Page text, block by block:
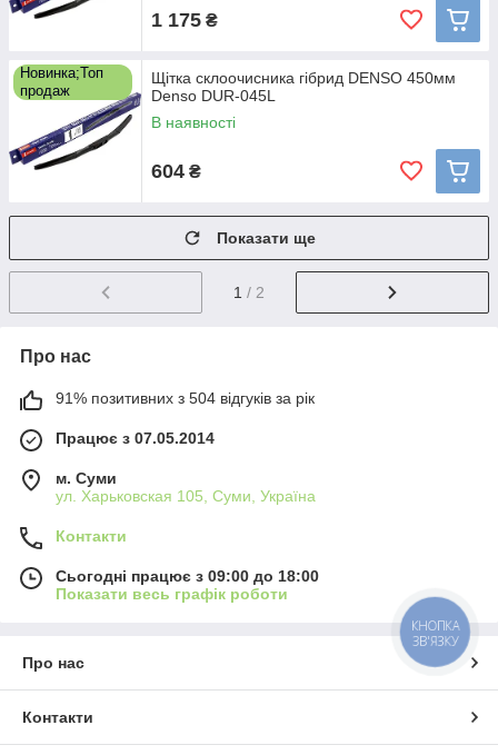
1 175 ₴
Новинка;Топ
продаж
Щітка склоочисника гібрид DENSO 450мм
Denso DUR-045L
В наявності
604 ₴
Показати ще
1 / 2
Про нас
91% позитивних з 504 відгуків за рік
Працює з 07.05.2014
м. Суми
ул. Харьковская 105, Суми, Україна
Контакти
Сьогодні працює з 09:00 до 18:00
Показати весь графік роботи
Про нас
Контакти
КНОПКА
ЗВ'ЯЗКУ